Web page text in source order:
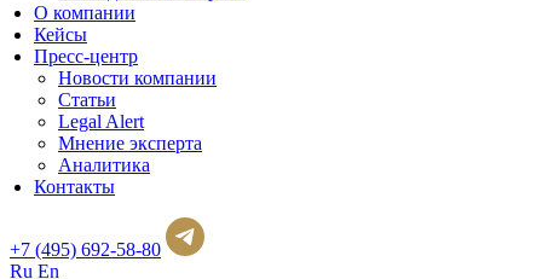
О компании
Кейсы
Пресс-центр
Новости компании
Статьи
Legal Alert
Мнение эксперта
Аналитика
Контакты
+7 (495) 692-58-80
Ru En